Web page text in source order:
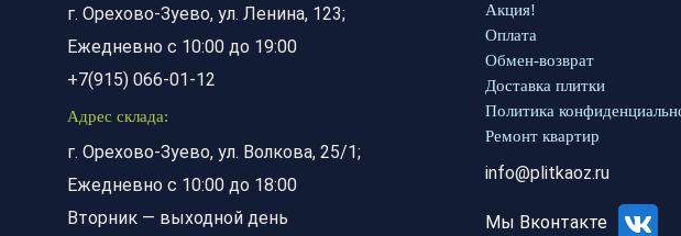
г. Орехово-Зуево, ул. Ленина, 123;
Ежедневно с 10:00 до 19:00
+7(915) 066-01-12
Адрес склада:
г. Орехово-Зуево, ул. Волкова, 25/1;
Ежедневно с 10:00 до 18:00
Вторник — выходной день
Акция!
Оплата
Обмен-возврат
Доставка плитки
Политика
Ремонт квартир
info@plitkaoz.ru
Мы Вконтакте